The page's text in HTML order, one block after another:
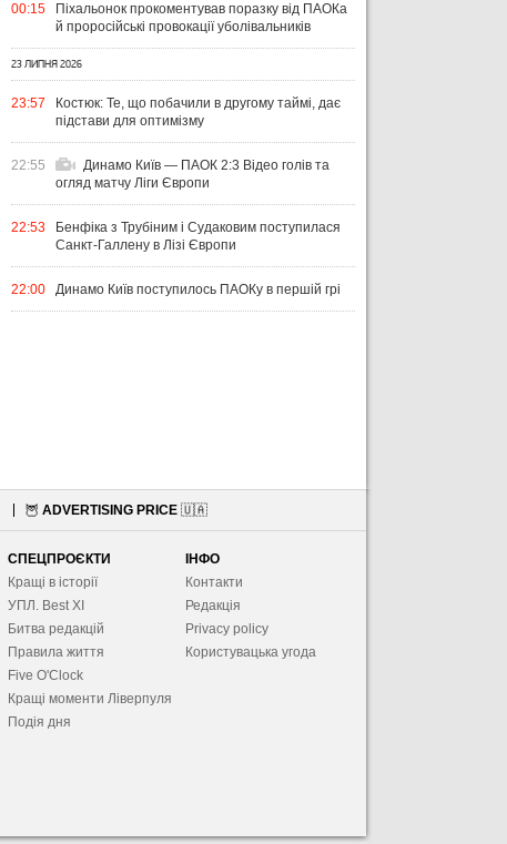
00:15
Піхальонок прокоментував поразку від ПАОКа
й проросійські провокації уболівальників
23 ЛИПНЯ 2026
23:57
Костюк: Те, що побачили в другому таймі, дає
підстави для оптимізму
22:55
Динамо Київ — ПАОК 2:3 Відео голів та
огляд матчу Ліги Європи
22:53
Бенфіка з Трубіним і Судаковим поступилася
Санкт-Галлену в Лізі Європи
22:00 Динамо Київ поступилось ПАОКу в першій грі
🦉 ADVERTISING PRICE 🇺🇦
СПЕЦПРОЄКТИ
Кращі в історії
УПЛ. Best XІ
Битва редакцій
Правила життя
Five O'Clock
Кращі моменти Ліверпуля
Подія дня
ІНФО
Контакти
Редакція
Privacy policy
Користувацька угода